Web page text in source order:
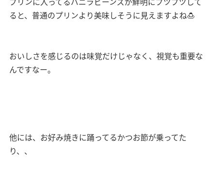
ると、普通のプリンより美味しそうに見えますよね🍮
おいしさを感じるのは味覚だけじゃなく、視覚も重要な
んですなー。
他には、お好み焼きに踊ってるかつお節が乗ってた
り、、